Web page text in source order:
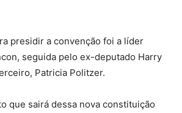
presidir a convenção foi a líder
seguida pelo ex-deputado Harry
Patricia Politzer.
que sairá dessa nova constituição